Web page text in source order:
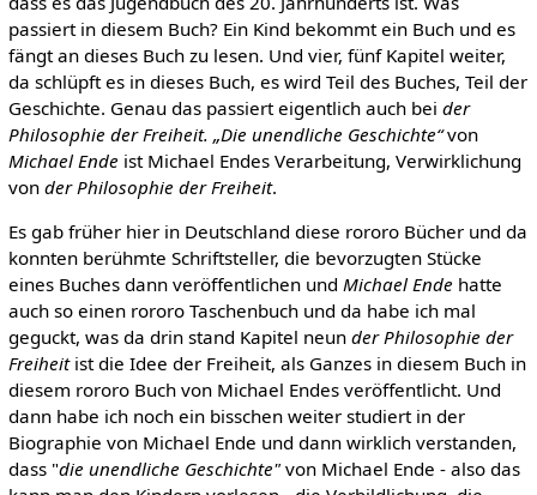
passiert in diesem Buch? Ein Kind bekommt ein Buch und es
fängt an dieses Buch zu lesen. Und vier, fünf Kapitel weiter,
da schlüpft es in dieses Buch, es wird Teil des Buches, Teil der
Geschichte. Genau das passiert eigentlich auch bei der
Philosophie der Freiheit. „Die unendliche Geschichte“von
Michael Ende ist Michael Endes Verarbeitung, Verwirklichung
von der Philosophie der Freiheit.
Es gab früher hier in Deutschland diese rororo Bücher und da
konnten berühmte Schriftsteller, die bevorzugten Stücke
eines Buches dann veröffentlichen und Michael Ende hatte
auch so einen rororo Taschenbuch und da habe ich mal
geguckt, was da drin stand Kapitel neun der Philosophie der
Freiheitist die Idee der Freiheit, als Ganzes in diesem Buch in
diesem rororo Buch von Michael Endes veröffentlicht. Und
dann habe ich noch ein bisschen weiter studiert in der
Biographie von Michael Ende und dann wirklich verstanden,
dass "die unendliche Geschichte"von Michael Ende - also das